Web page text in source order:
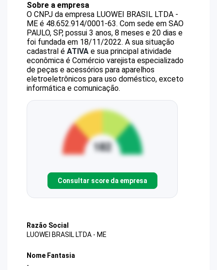
Sobre a empresa
O CNPJ da empresa LUOWEI BRASIL LTDA -
ME é 48.652.914/0001-63. Com sede em SAO
PAULO, SP, possui 3 anos, 8 meses e 20 dias e
foi fundada em 18/11/2022. A sua situação
cadastral é ATIVA e sua principal atividade
econômica é Comércio varejista especializado
de peças e acessórios para aparelhos
eletroeletrônicos para uso doméstico, exceto
informática e comunicação.
Consultar score da empresa
Razão Social
LUOWEI BRASIL LTDA - ME
Nome Fantasia
-